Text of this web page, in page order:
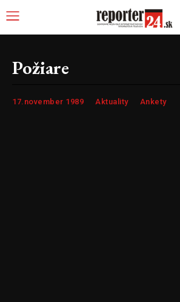
Požiare
17.november 1989 Aktuality Ankety